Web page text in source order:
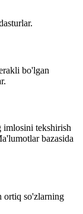
bo'lgan
tekshirish
bazasida
ortiq so'zlarning